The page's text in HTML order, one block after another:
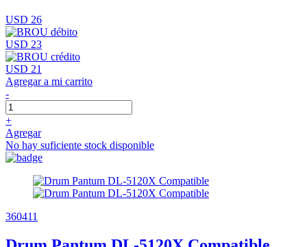
USD 26
USD 23
USD 21
Agregar a mi carrito
-
+
Agregar
No hay suficiente stock disponible
360411